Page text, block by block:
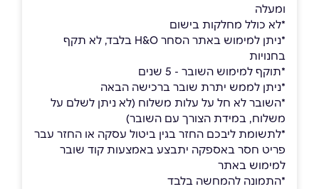
ומעלה
*לא כולל מחלקות בישום
*ניתן למימוש באתר הסחר H&O בלבד, לא תקף
בחנויות
*תוקף למימוש השובר - 5 שנים
*ניתן לממש יתרת שובר ברכישה הבאה
*השובר לא חל על עלות משלוח (לא ניתן לשלם על
משלוח, במידת הצורך עם השובר)
*לתשומת ליבכם החזר בגין ביטול עסקה או החזר עבר
פריט חסר באספקה יתבצע באמצעות קוד שובר
למימוש באתר
*התמונה להמחשה בלבד